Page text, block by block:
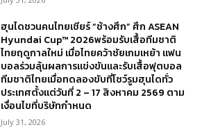
ฮุนไดชวนคนไทยเชียร์ “ช้างศึก” ศึก ASEAN
Hyundai Cup™ 2026พร้อมรับเสื้อทีมชาติ
ไทยฤดูกาลใหม่ เมื่อไทยคว้าชัยเกมเหย้า แฟน
บอลร่วมลุ้นผลการแข่งขันและรับเสื้อฟุตบอล
ทีมชาติไทยเมื่อทดลองขับที่โชว์รูมฮุนไดทั่ว
ประเทศตั้งแต่วันที่ 2 – 17 สิงหาคม 2569 ตาม
เงื่อนไขที่บริษัทกำหนด
July 31, 2026